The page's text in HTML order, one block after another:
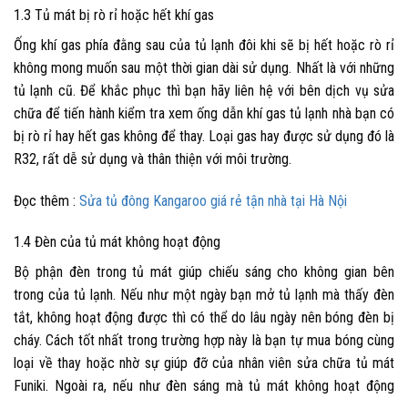
1.3 Tủ mát bị rò rỉ hoặc hết khí gas
Ống khí gas phía đằng sau của tủ lạnh đôi khi sẽ bị hết hoặc rò rỉ
không mong muốn sau một thời gian dài sử dụng. Nhất là với những
tủ lạnh cũ. Để khắc phục thì bạn hãy liên hệ với bên dịch vụ sửa
chữa để tiến hành kiểm tra xem ống dẫn khí gas tủ lạnh nhà bạn có
bị rò rỉ hay hết gas không để thay. Loại gas hay được sử dụng đó là
R32, rất dễ sử dụng và thân thiện với môi trường.
Đọc thêm : Sửa tủ đông Kangaroo giá rẻ tận nhà tại Hà Nội
1.4 Đèn của tủ mát không hoạt động
Bộ phận đèn trong tủ mát giúp chiếu sáng cho không gian bên
trong của tủ lạnh. Nếu như một ngày bạn mở tủ lạnh mà thấy đèn
tắt, không hoạt động được thì có thể do lâu ngày nên bóng đèn bị
cháy. Cách tốt nhất trong trường hợp này là bạn tự mua bóng cùng
loại về thay hoặc nhờ sự giúp đỡ của nhân viên sửa chữa tủ mát
Funiki. Ngoài ra, nếu như đèn sáng mà tủ mát không hoạt động